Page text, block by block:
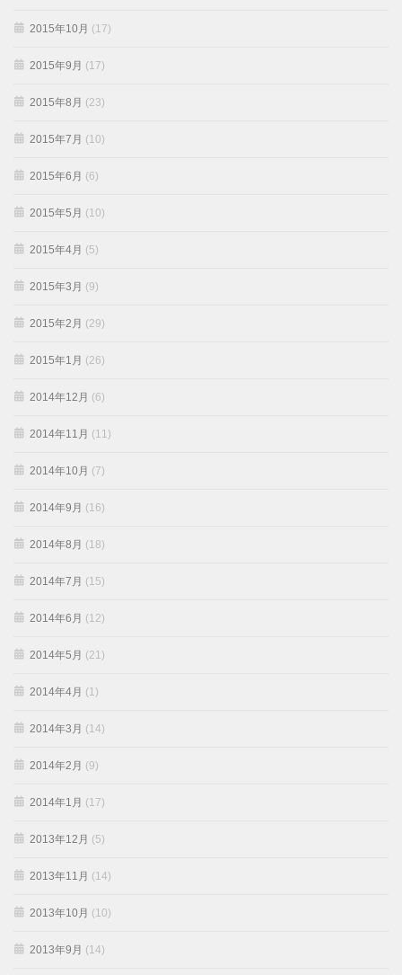
2015年10月 (17)
2015年9月 (17)
2015年8月 (23)
2015年7月 (10)
2015年6月 (6)
2015年5月 (10)
2015年4月 (5)
2015年3月 (9)
2015年2月 (29)
2015年1月 (26)
2014年12月 (6)
2014年11月 (11)
2014年10月 (7)
2014年9月 (16)
2014年8月 (18)
2014年7月 (15)
2014年6月 (12)
2014年5月 (21)
2014年4月 (1)
2014年3月 (14)
2014年2月 (9)
2014年1月 (17)
2013年12月 (5)
2013年11月 (14)
2013年10月 (10)
2013年9月 (14)